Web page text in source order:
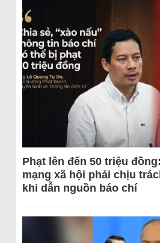
Phạt lên đến 50 triệu
mạng xã hội phải chịu
khi dẫn nguồn báo chí